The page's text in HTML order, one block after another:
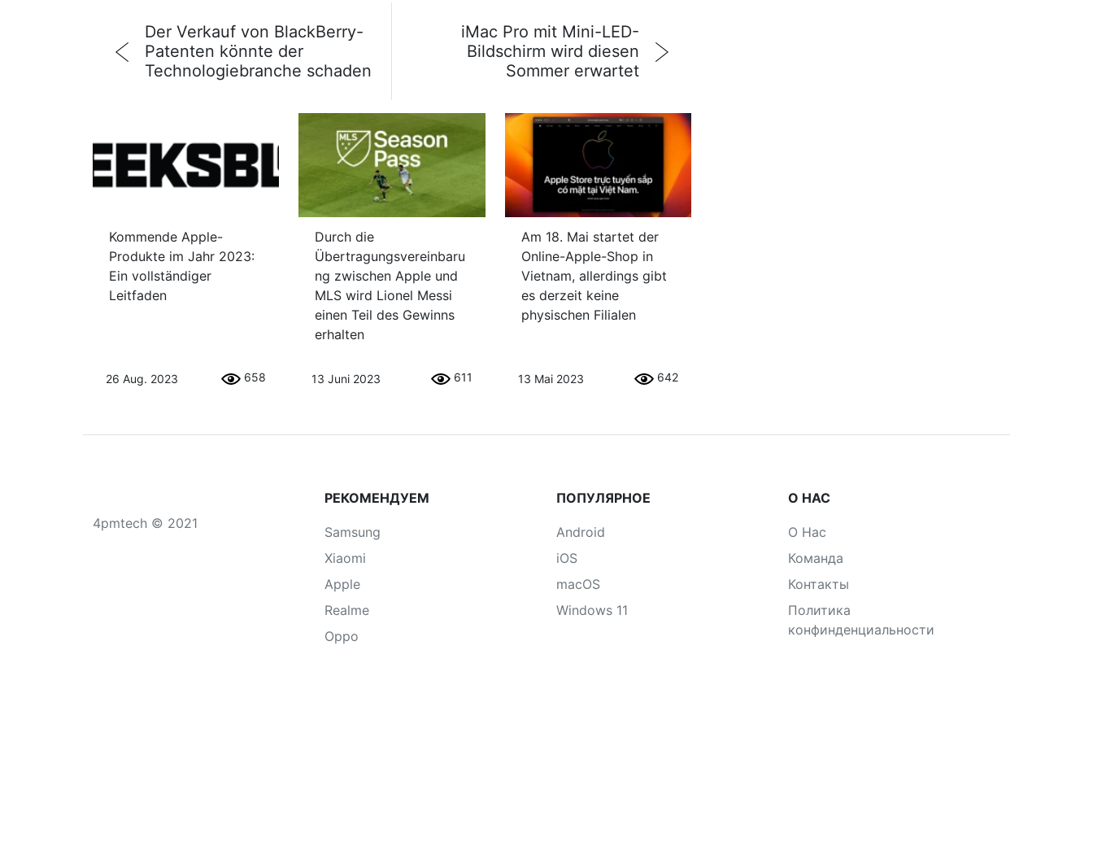
Der Verkauf von BlackBerry-
Patenten könnte der
Technologiebranche schaden
iMac Pro mit Mini-LED-
Bildschirm wird diesen
Sommer erwartet
Kommende Apple-
Produkte im Jahr 2023:
Ein vollständiger
Leitfaden
26 Aug. 2023 658
Durch die
Übertragungsvereinbaru
ng zwischen Apple und
MLS wird Lionel Messi
einen Teil des Gewinns
erhalten
13 Juni 2023 611
Am 18. Mai startet der
Online-Apple-Shop in
Vietnam, allerdings gibt
es derzeit keine
physischen Filialen
13 Mai 2023 642
4pmtech © 2021
РЕКОМЕНДУЕМ
Samsung
Xiaomi
Apple
Realme
Oppo
ПОПУЛЯРНОЕ
Android
iOS
macOS
Windows 11
О НАС
О Нас
Команда
Контакты
Политика
конфинденциальности